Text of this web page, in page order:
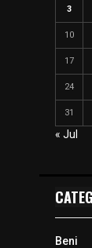
3
10
17
24
31
« Jul
Beni